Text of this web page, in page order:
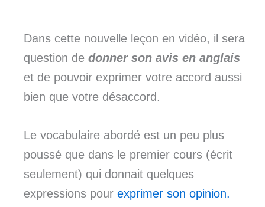
Dans cette nouvelle leçon en vidéo, il sera
question de donner son avis en anglais
et de pouvoir exprimer votre accord aussi
bien que votre désaccord.
Le vocabulaire abordé est un peu plus
poussé que dans le premier cours (écrit
seulement) qui donnait quelques
expressions pour exprimer son opinion.